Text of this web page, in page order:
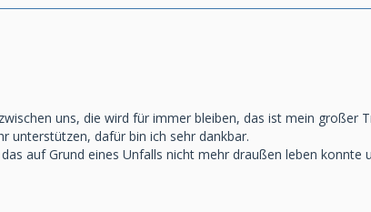
uns, die wird für immer bleiben, das ist mein großer
unterstützen, dafür bin ich sehr dankbar.
auf Grund eines Unfalls nicht mehr draußen leben konnte